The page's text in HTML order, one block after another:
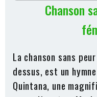
Chanson
La chanson sans
dessus, est un
Quintana, une